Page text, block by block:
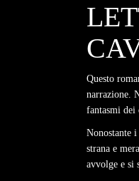
Questo
narrazione.
fantasmi dei
Nonostante
strana e
avvolge e si